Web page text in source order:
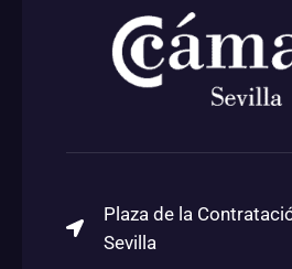
Plaza de la
Sevilla